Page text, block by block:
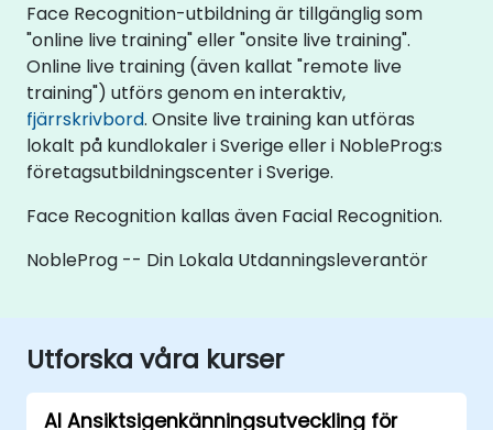
Face Recognition-utbildning är tillgänglig som
"online live training" eller "onsite live training".
Online live training (även kallat "remote live
training") utförs genom en interaktiv,
fjärrskrivbord. Onsite live training kan utföras
lokalt på kundlokaler i Sverige eller i NobleProg:s
företagsutbildningscenter i Sverige.
Face Recognition kallas även Facial Recognition.
NobleProg -- Din Lokala Utdanningsleverantör
Utforska våra kurser
AI Ansiktsigenkänningsutveckling för